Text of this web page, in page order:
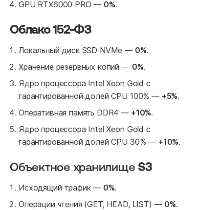
GPU RTX6000 PRO — 0%.
Облако 152-ФЗ
Локальный диск SSD NVMe — 0%.
Хранение резервных копий — 0%.
Ядро процессора Intel Xeon Gold с
гарантированной долей CPU 100% — +5%.
Оперативная память DDR4 — +10%.
Ядро процессора Intel Xeon Gold с
гарантированной долей CPU 30% — +10%.
Объектное хранилище S3
Исходящий трафик — 0%.
Операции чтения (GET, HEAD, LIST) — 0%.